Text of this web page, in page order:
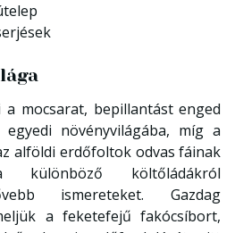
mocsarat, bepillantást enged
növényvilágába, míg a
alföldi erdőfoltok odvas fáinak
különböző költőládákról
ismereteket. Gazdag
a feketefejű fakócsíbort,